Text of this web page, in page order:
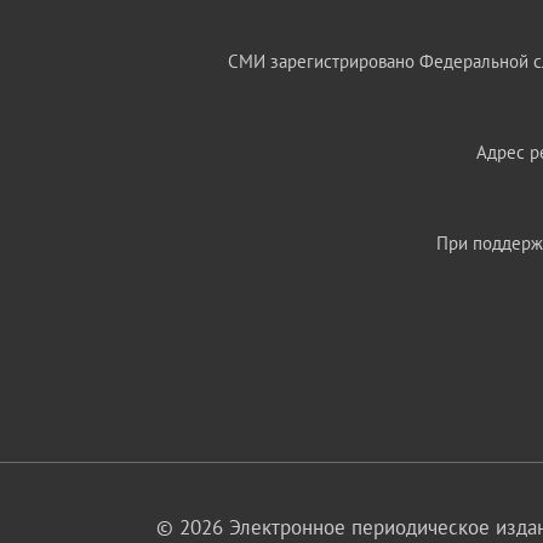
СМИ зарегистрировано Федеральной
Адрес
При
© 2026 Электронное периодическое